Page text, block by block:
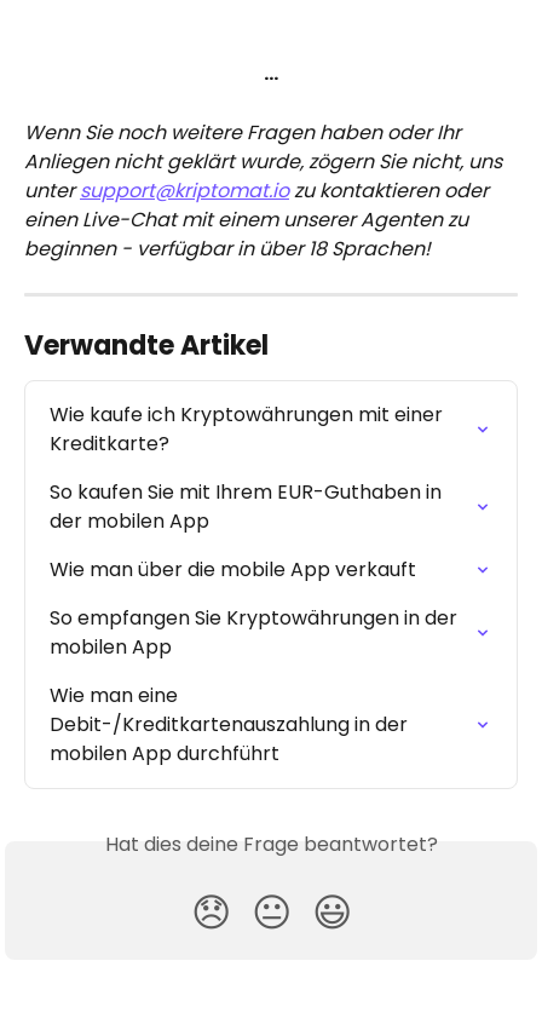
…
Wenn Sie noch weitere Fragen haben oder Ihr
Anliegen nicht geklärt wurde, zögern Sie nicht, uns
unter support@kriptomat.io zu kontaktieren oder
einen Live-Chat mit einem unserer Agenten zu
beginnen - verfügbar in über 18 Sprachen!
Verwandte Artikel
Wie kaufe ich Kryptowährungen mit einer
Kreditkarte?
So kaufen Sie mit Ihrem EUR-Guthaben in
der mobilen App
Wie man über die mobile App verkauft
So empfangen Sie Kryptowährungen in der
mobilen App
Wie man eine
Debit-/Kreditkartenauszahlung in der
mobilen App durchführt
Hat dies deine Frage beantwortet?
😞 😐 😃